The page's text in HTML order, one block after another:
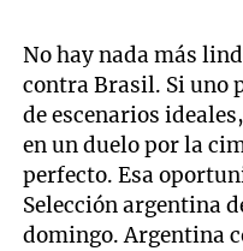
No hay nada más
contra Brasil. Si uno
de escenarios
en un duelo por la
perfecto. Esa
Selección argentina
domingo. Argentina